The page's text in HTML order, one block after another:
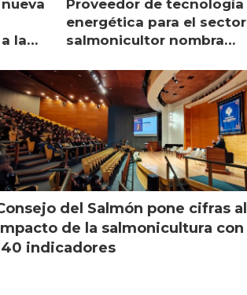
la
Proveedor de tecnología
energética para el sector
salmonicultor nombra
del Salmón pone cifras al
de la salmonicultura con
indicadores